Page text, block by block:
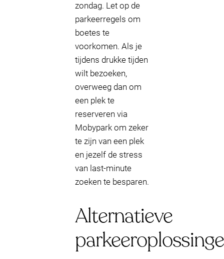
zondag. Let op de
parkeerregels om
boetes te
voorkomen. Als je
tijdens drukke tijden
wilt bezoeken,
overweeg dan om
een plek te
reserveren via
Mobypark om zeker
te zijn van een plek
en jezelf de stress
van last-minute
zoeken te besparen.
Alternatieve